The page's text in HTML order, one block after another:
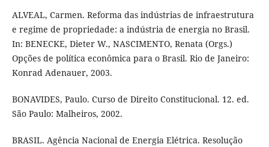
ALVEAL, Carmen. Reforma das indústrias de infraestrutura
e regime de propriedade: a indústria de energia no Brasil.
In: BENECKE, Dieter W., NASCIMENTO, Renata (Orgs.)
Opções de política econômica para o Brasil. Rio de Janeiro:
Konrad Adenauer, 2003.
BONAVIDES, Paulo. Curso de Direito Constitucional. 12. ed.
São Paulo: Malheiros, 2002.
BRASIL. Agência Nacional de Energia Elétrica. Resolução